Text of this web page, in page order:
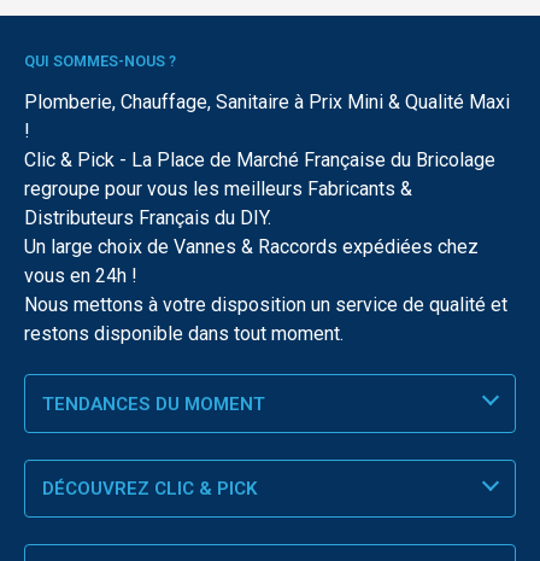
QUI SOMMES-NOUS ?
Plomberie, Chauffage, Sanitaire à Prix Mini & Qualité Maxi
!
Clic & Pick - La Place de Marché Française du Bricolage
regroupe pour vous les meilleurs Fabricants &
Distributeurs Français du DIY.
Un large choix de Vannes & Raccords expédiées chez
vous en 24h !
Nous mettons à votre disposition un service de qualité et
restons disponible dans tout moment.
TENDANCES DU MOMENT
DÉCOUVREZ CLIC & PICK